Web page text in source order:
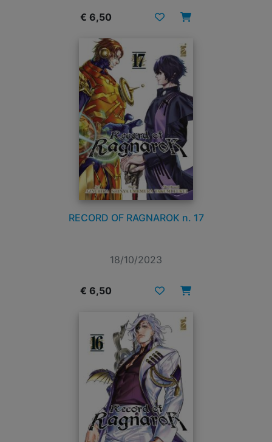
€ 6,50
RECORD OF RAGNAROK n. 17
18/10/2023
€ 6,50